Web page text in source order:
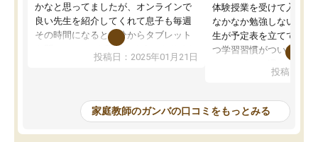
かなと思ってましたが、オンラインで
良い先生を紹介してくれて息子も毎週
その時間になると自分からタブレット
を開いてzoomを繋げるようになりまし
た！5科目なんでもOKなのもとても気
めて1年ほどだった今では平均点以上の
科目が増えてきました！あと1年受験ま
であるので無料の週末教室を使用しな
投稿日：2025年01月21日
体験授業を受けて入塾し
なかなか勉強しない息子
生が予定表を立ててくれ
つ学習習慣がついてきま
指導が無い日も予定表
問できるのでとても助か
投稿日：
家庭教師のガンバの口コミをもっとみる